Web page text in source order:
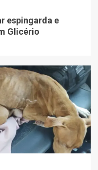
espingarda e
Glicério